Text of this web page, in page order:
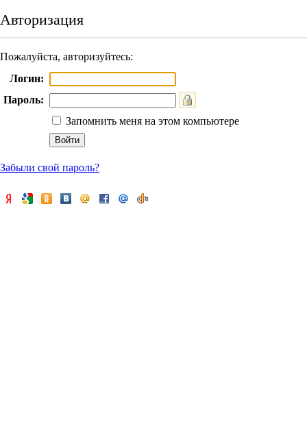
Авторизация
Пожалуйста, авторизуйтесь:
Логин:
Пароль:
Запомнить меня на этом компьютере
Забыли свой пароль?